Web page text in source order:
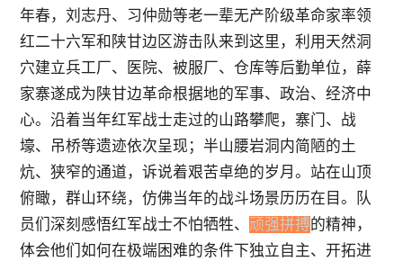
年春，刘志丹、习仲勋等老一辈无产阶级革命家率领
红二十六军和陕甘边区游击队来到这里，利用天然洞
穴建立兵工厂、医院、被服厂、仓库等后勤单位，薛
家寨遂成为陕甘边革命根据地的军事、政治、经济中
心。沿着当年红军战士走过的山路攀爬，寨门、战
壕、吊桥等遗迹依次呈现；半山腰岩洞内简陋的土
炕、狭窄的通道，诉说着艰苦卓绝的岁月。站在山顶
俯瞰，群山环绕，仿佛当年的战斗场景历历在目。队
员们深刻感悟红军战士不怕牺牲、 顽强拼搏的精神，
体会他们如何在极端困难的条件下独立自主、开拓进